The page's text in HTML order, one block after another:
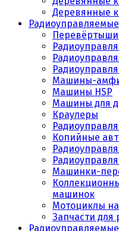
Деревянные
Перевёртыши
Машины-
Машины HSP
Машины для
Краулеры
Копийные
Машинки-
машинок
Мотоциклы
Запчасти